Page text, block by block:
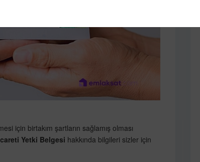
için birtakım şartların sağlamış olması
Yetki Belgesi hakkında bilgileri sizler için